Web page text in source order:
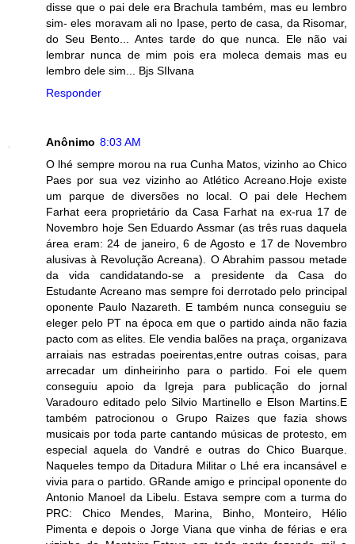
disse que o pai dele era Brachula também, mas eu lembro
sim- eles moravam ali no Ipase, perto de casa, da Risomar,
do Seu Bento... Antes tarde do que nunca. Ele não vai
lembrar nunca de mim pois era moleca demais mas eu
lembro dele sim... Bjs SIlvana
Responder
Anônimo 8:03 AM
O lhé sempre morou na rua Cunha Matos, vizinho ao Chico
Paes por sua vez vizinho ao Atlético Acreano.Hoje existe
um parque de diversões no local. O pai dele Hechem
Farhat eera proprietário da Casa Farhat na ex-rua 17 de
Novembro hoje Sen Eduardo Assmar (as três ruas daquela
área eram: 24 de janeiro, 6 de Agosto e 17 de Novembro
alusivas à Revolução Acreana). O Abrahim passou metade
da vida candidatando-se a presidente da Casa do
Estudante Acreano mas sempre foi derrotado pelo principal
oponente Paulo Nazareth. E também nunca conseguiu se
eleger pelo PT na época em que o partido ainda não fazia
pacto com as elites. Ele vendia balões na praça, organizava
arraiais nas estradas poeirentas,entre outras coisas, para
arrecadar um dinheirinho para o partido. Foi ele quem
conseguiu apoio da Igreja para publicação do jornal
Varadouro editado pelo Silvio Martinello e Elson Martins.E
também patrocionou o Grupo Raizes que fazia shows
musicais por toda parte cantando músicas de protesto, em
especial aquela do Vandré e outras do Chico Buarque.
Naqueles tempo da Ditadura Militar o Lhé era incansável e
vivia para o partido. GRande amigo e principal oponente do
Antonio Manoel da Libelu. Estava sempre com a turma do
PRC: Chico Mendes, Marina, Binho, Monteiro, Hélio
Pimenta e depois o Jorge Viana que vinha de férias e era